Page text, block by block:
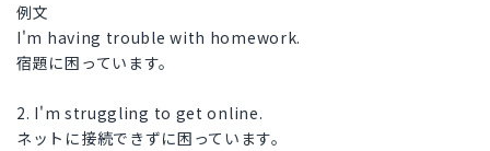
例文
I'm having trouble with homework.
宿題に困っています。
2. I'm struggling to get online.
ネットに接続できずに困っています。